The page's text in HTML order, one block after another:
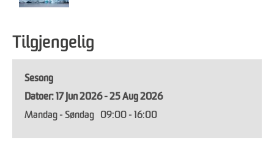
Tilgjengelig
Sesong
17 Jun 2026 - 25 Aug 2026
Mandag - Søndag
09:00 - 16:00